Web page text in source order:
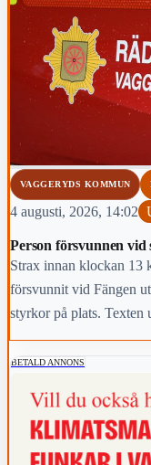
VAGGERYDS KOMMUN
4 augusti, 2026, 14:02
Person försvunnen vid
Strax innan klockan 13
försvunnit vid Fängen
styrkor på plats. Texten
BETALD ANNONS